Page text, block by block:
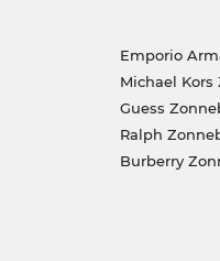
Emporio
Michael
Guess
Ralph
Burberry